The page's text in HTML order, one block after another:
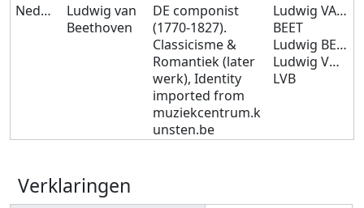
Nederlands
Ludwig van
Beethoven
DE componist
(1770-1827).
Classicisme &
Romantiek (later
werk), Identity
imported from
muziekcentrum.k
unsten.be
Ludwig VAN BEETHOVEN
BEET
Ludwig BEETHOVEN
Ludwig VON BEETHOVEN
LVB
Verklaringen